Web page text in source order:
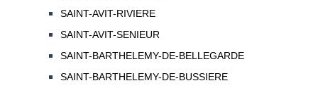
SAINT-AVIT-RIVIERE
SAINT-AVIT-SENIEUR
SAINT-BARTHELEMY-DE-BELLEGARDE
SAINT-BARTHELEMY-DE-BUSSIERE